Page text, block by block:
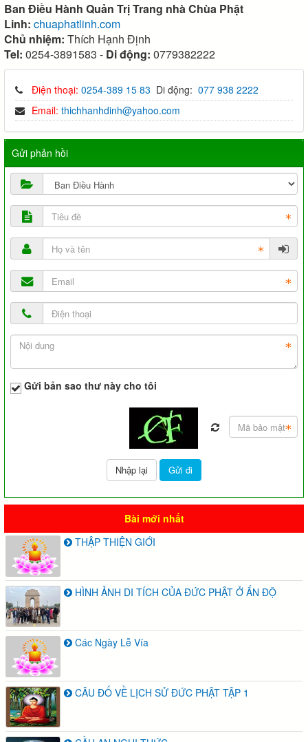
Ban Điều Hành Quản Trị Trang nhà Chùa Phật
Linh: chuaphatlinh.com
Chủ nhiệm: Thích Hạnh Định
Tel: 0254-3891583 - Di động: 0779382222
Điện thoại: 0254-389 15 83 Di động: 077 938 2222
Email: thichhanhdinh@yahoo.com
Gửi phản hồi
Gửi bản sao thư này cho tôi
Bài mới nhất
THẬP THIỆN GIỚI
HÌNH ẢNH DI TÍCH CỦA ĐỨC PHẬT Ở ẤN ĐỘ
Các Ngày Lễ Vía
CÂU ĐỐ VỀ LỊCH SỬ ĐỨC PHẬT TẬP 1